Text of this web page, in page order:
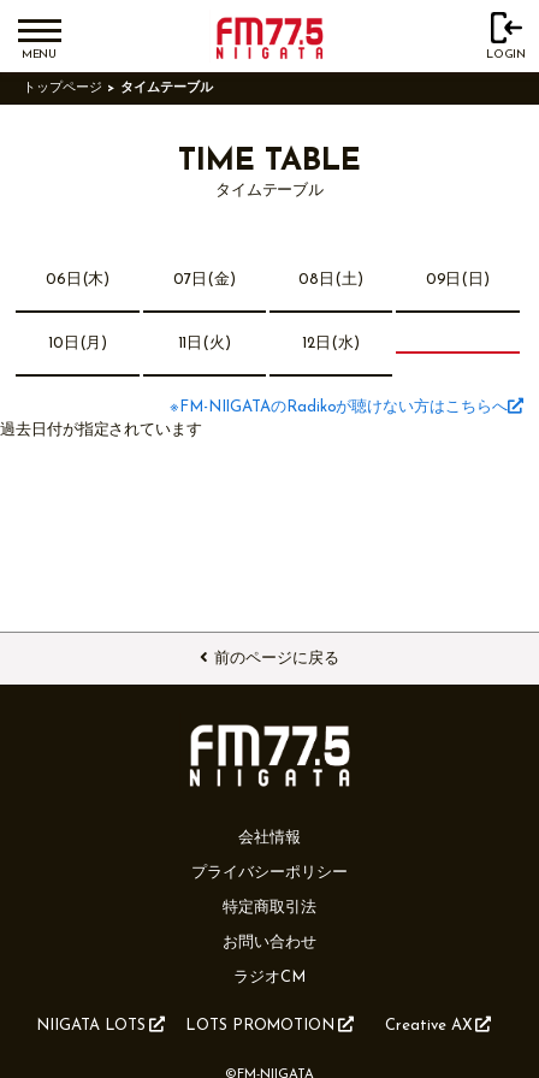
MENU LOGIN
トップページ タイムテーブル
TIME TABLE
タイムテーブル
06日(木) 07日(金) 08日(土) 09日(日)
10日(月) 11日(火) 12日(水)
※FM-NIIGATAのRadikoが聴けない方はこちらへ
過去日付が指定されています
前のページに戻る
会社情報
プライバシーポリシー
特定商取引法
お問い合わせ
ラジオCM
NIIGATA LOTS LOTS PROMOTION Creative AX